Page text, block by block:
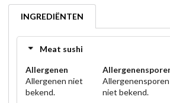
INGREDIËNTEN
Meat sushi
Allergenen
Allergenen niet
bekend.
Allergenensporen
niet bekend.